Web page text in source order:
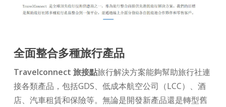
全面整合多種旅行產品
Travelconnect 旅接點旅行解決方案能夠幫助旅行社連
接各類產品，包括GDS、低成本航空公司（LCC）、酒
店、汽車租賃和保險等。無論是開發新產品還是轉型舊